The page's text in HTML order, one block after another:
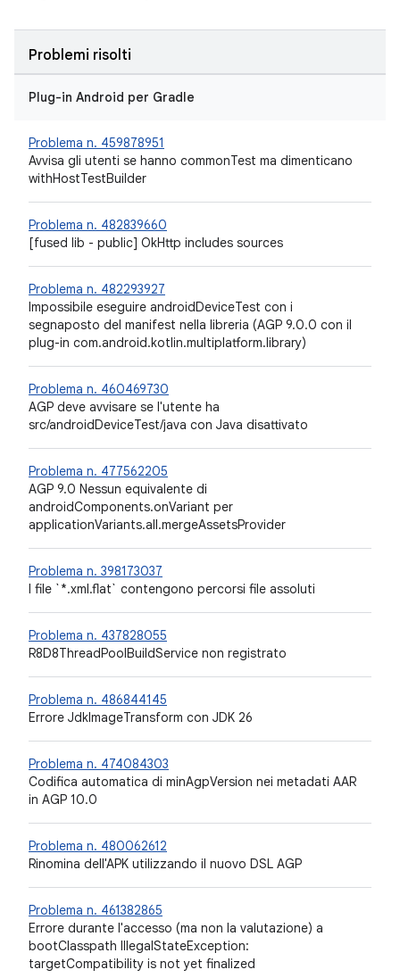
Problemi risolti
Plug-in Android per Gradle
Problema n. 459878951
Avvisa gli utenti se hanno commonTest ma dimenticano
withHostTestBuilder
Problema n. 482839660
[fused lib - public] OkHttp includes sources
Problema n. 482293927
Impossibile eseguire androidDeviceTest con i
segnaposto del manifest nella libreria (AGP 9.0.0 con il
plug-in com.android.kotlin.multiplatform.library)
Problema n. 460469730
AGP deve avvisare se l'utente ha
src/androidDeviceTest/java con Java disattivato
Problema n. 477562205
AGP 9.0 Nessun equivalente di
androidComponents.onVariant per
applicationVariants.all.mergeAssetsProvider
Problema n. 398173037
I file `*.xml.flat` contengono percorsi file assoluti
Problema n. 437828055
R8D8ThreadPoolBuildService non registrato
Problema n. 486844145
Errore JdkImageTransform con JDK 26
Problema n. 474084303
Codifica automatica di minAgpVersion nei metadati AAR
in AGP 10.0
Problema n. 480062612
Rinomina dell'APK utilizzando il nuovo DSL AGP
Problema n. 461382865
Errore durante l'accesso (ma non la valutazione) a
bootClasspath IllegalStateException:
targetCompatibility is not yet finalized